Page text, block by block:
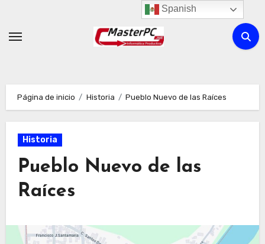
contenido
Página de inicio Historia Pueblo Nuevo de las Raíces
Historia
Pueblo Nuevo de las
Raíces
Spanish